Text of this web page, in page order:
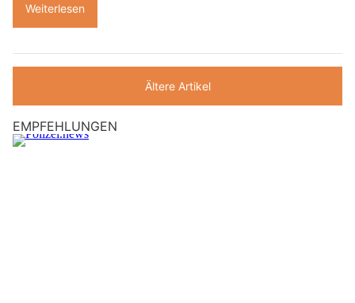
Weiterlesen
Ältere Artikel
EMPFEHLUNGEN